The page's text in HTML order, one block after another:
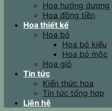
Hoa hướng dương
Hoa đồng tiền
Hoa thiết kế
Hoa bó
Hoa bó kiểu
Hoa bó mộc
Hoa giỏ
Tin tức
Kiến thức hoa
Tin tức tổng hợp
Liên hệ